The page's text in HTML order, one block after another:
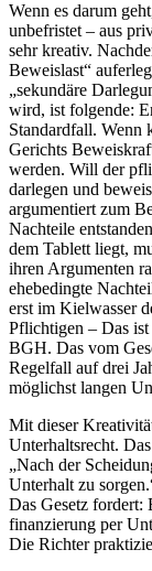
Wenn es darum
unbefristet – aus
sehr kreativ.
Beweislast“
„sekundäre
wird, ist folgende:
Standardfall. Wenn
Gerichts
werden. Will der
darlegen und
argumentiert zum
Nachteile
dem Tablett liegt,
ihren Argumenten
ehebedingte
erst im Kielwasser
Pflichtigen – Das
BGH. Das vom
Regelfall auf drei
möglichst langen
Mit dieser
Unterhaltsrecht.
„Nach der
Unterhalt zu
Das Gesetz
finanzierung per
Die Richter